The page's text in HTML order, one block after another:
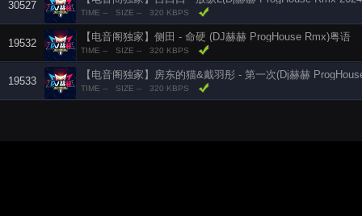
30527
TIME -- SIZE -- 320 KBPS
19532
【电音阁独家】侧田 - 命硬 (DJ赫赫 ProgHouse Rmx)粤语
TIME -- SIZE -- 320 KBPS
19533
【电音阁独家】房东的猫&戴羽彤 - 第一次(Dj赫赫
TIME -- SIZE -- 320 KBPS